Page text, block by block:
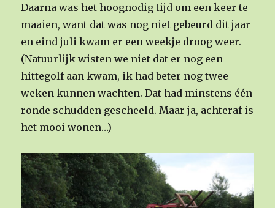
Daarna was het hoognodig tijd om een keer te
maaien, want dat was nog niet gebeurd dit jaar
en eind juli kwam er een weekje droog weer.
(Natuurlijk wisten we niet dat er nog een
hittegolf aan kwam, ik had beter nog twee
weken kunnen wachten. Dat had minstens één
ronde schudden gescheeld. Maar ja, achteraf is
het mooi wonen…)